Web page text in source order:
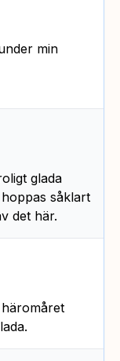
min
glada
såklart
det här.